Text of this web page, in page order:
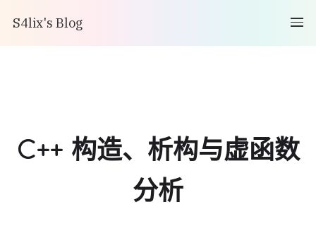
S4lix's Blog
C++ 构造、析构与虚函数
分析